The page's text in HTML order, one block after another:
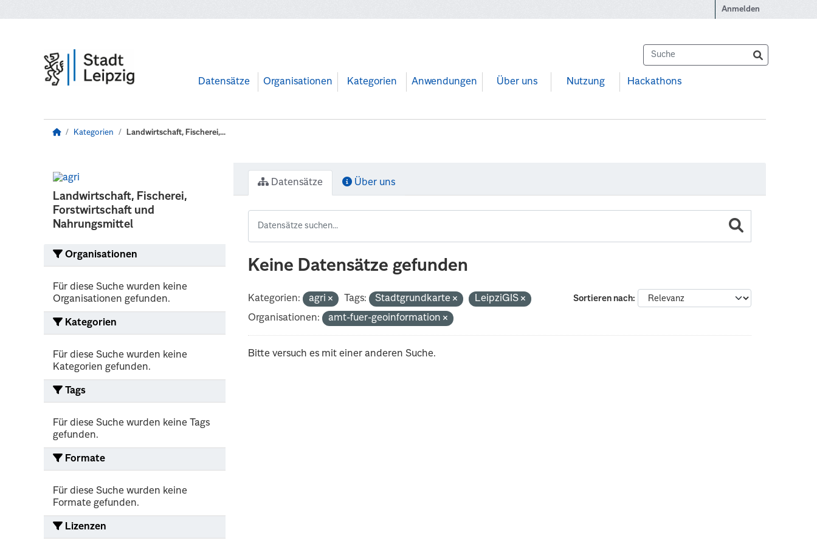
Anmelden
Datensätze Organisationen Kategorien Anwendungen Über uns Nutzung Hackathons
Kategorien Landwirtschaft, Fischerei,...
Landwirtschaft, Fischerei,
Forstwirtschaft und
Nahrungsmittel
Organisationen
Für diese Suche wurden keine
Organisationen gefunden.
Kategorien
Für diese Suche wurden keine
Kategorien gefunden.
Tags
Für diese Suche wurden keine Tags
gefunden.
Formate
Für diese Suche wurden keine
Formate gefunden.
Lizenzen
Datensätze Über uns
Keine Datensätze gefunden
Sortieren nach
Kategorien: agri Tags: Stadtgrundkarte
LeipziGIS
Organisationen:
amt-fuer-geoinformation
Bitte versuch es mit einer anderen Suche.